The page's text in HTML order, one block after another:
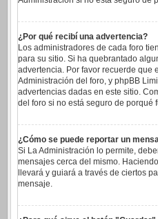
¿Por qué recibí una advertencia?
Los administradores de cada foro
para su sitio. Si ha quebrantado
advertencia. Por favor recuerde que
Administración del foro, y phpBB
advertencias dadas en este sitio.
del foro si no está seguro de porqué
¿Cómo se puede reportar un
Si La Administración lo permite,
mensajes cerca del mismo.
llevará y guiará a través de ciertos
mensaje.